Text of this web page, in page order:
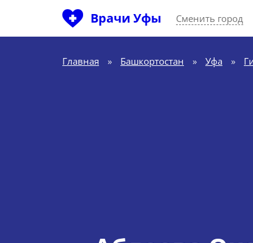
Врачи Уфы Сменить город
Главная » Башкортостан » Уфа »